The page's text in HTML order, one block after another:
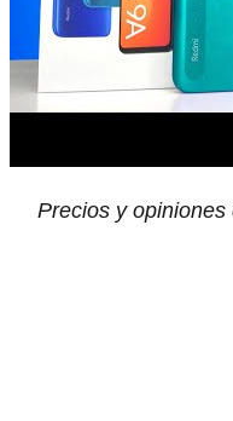
Precios y